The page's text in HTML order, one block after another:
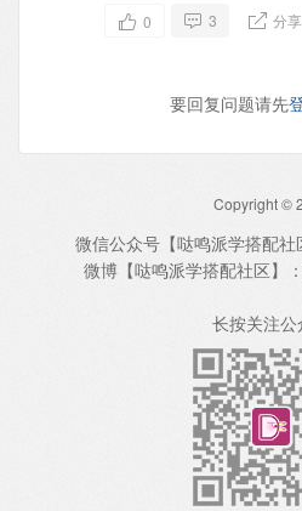
0 3 分享
要回复问题请先
Copyright ©
微信公众号【哒鸣派学搭配
微博【哒鸣派学搭配社区】
长按关注公